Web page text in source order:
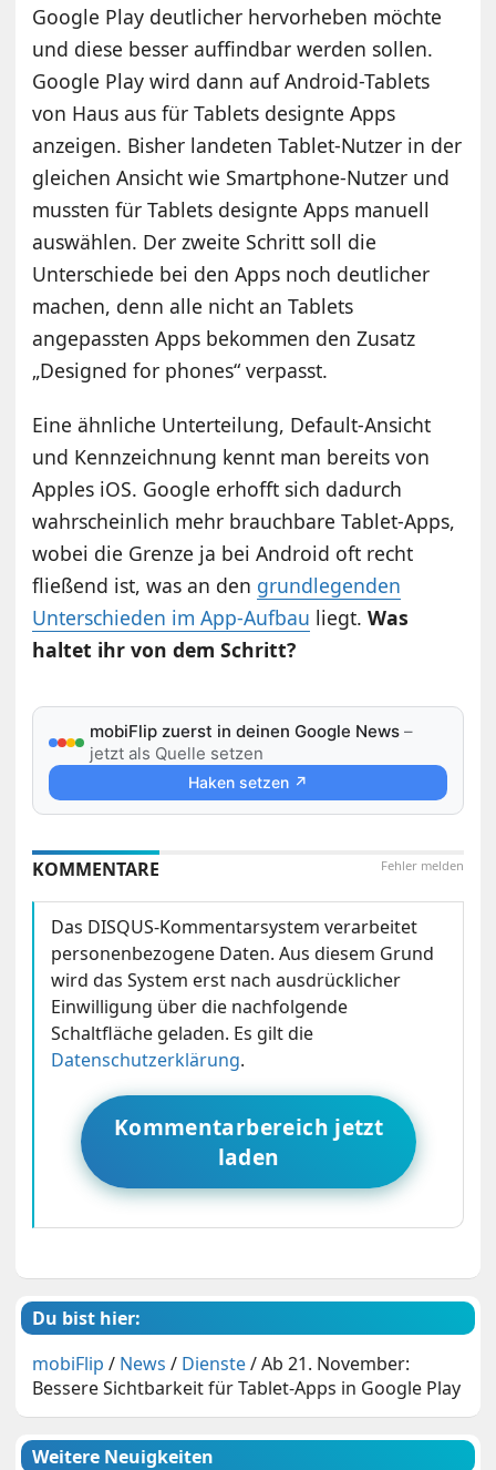
Google Play deutlicher hervorheben möchte
und diese besser auffindbar werden sollen.
Google Play wird dann auf Android-Tablets
von Haus aus für Tablets designte Apps
anzeigen. Bisher landeten Tablet-Nutzer in der
gleichen Ansicht wie Smartphone-Nutzer und
mussten für Tablets designte Apps manuell
auswählen. Der zweite Schritt soll die
Unterschiede bei den Apps noch deutlicher
machen, denn alle nicht an Tablets
angepassten Apps bekommen den Zusatz
„Designed for phones“ verpasst.
Eine ähnliche Unterteilung, Default-Ansicht
und Kennzeichnung kennt man bereits von
Apples iOS. Google erhofft sich dadurch
wahrscheinlich mehr brauchbare Tablet-Apps,
wobei die Grenze ja bei Android oft recht
fließend ist, was an den grundlegenden
Unterschieden im App-Aufbau liegt.Was
haltet ihr von dem Schritt?
mobiFlip zuerst in deinen Google News –
jetzt als Quelle setzen
Haken setzen ↗
Fehler melden
KOMMENTARE
Das DISQUS-Kommentarsystem verarbeitet
personenbezogene Daten. Aus diesem Grund
wird das System erst nach ausdrücklicher
Einwilligung über die nachfolgende
Schaltfläche geladen. Es gilt die
Datenschutzerklärung.
Kommentarbereich jetzt
laden
Du bist hier:
mobiFlip / News / Dienste/Ab 21. November:
Bessere Sichtbarkeit für Tablet-Apps in Google Play
Weitere Neuigkeiten